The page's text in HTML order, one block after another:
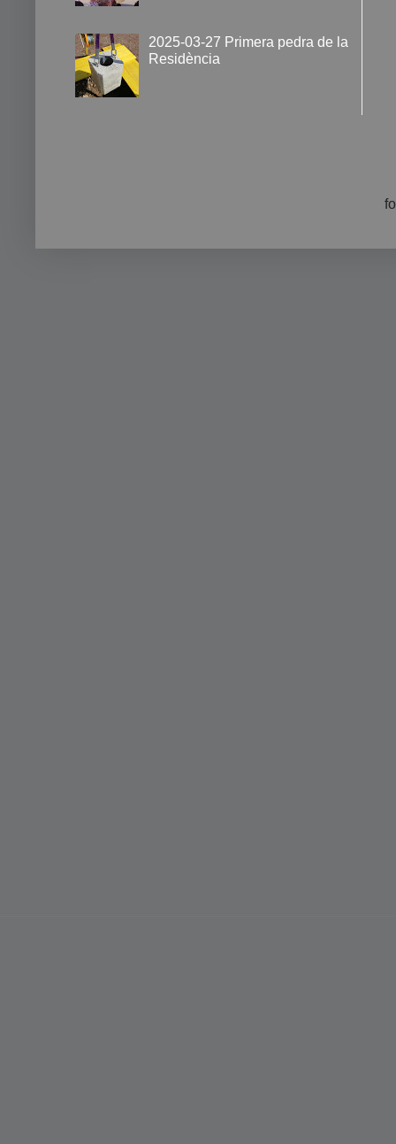
2025-03-27 Primera pedra de la
Residència